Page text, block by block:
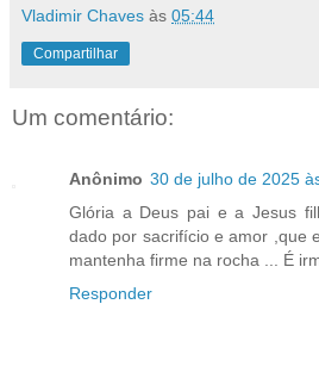
Vladimir Chaves às 05:44
Compartilhar
Um comentário:
Anônimo 30 de julho de 2025
Glória a Deus pai e a Jesus
dado por sacrifício e amor ,que
mantenha firme na rocha ... É
Responder